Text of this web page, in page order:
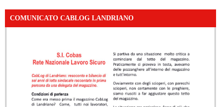
COMUNICATO CABLOG LANDRIANO